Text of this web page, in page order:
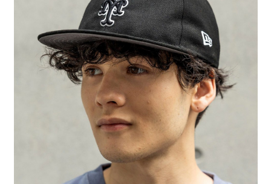
1.本服務係由「台灣大哥大股份有限公司」（以下簡稱本公司）所提供，讓
用戶於交易時，得透過本服務購買商品或服務，並由商店將買賣／分期付款
買賣價金債權讓與本公司後，依約使用本公司帳單繳交帳款。
2.基於同意付款使用「大哥付你分期」之契約關係目的，商店將以您的個人
資料（包含姓名、電話或地址）提供予台灣大哥大進項蒐集、處理及利用，
由本公司與您本人進行分期帳單所需資料之確認、核對及更正。
3.完整用戶服務條款，請詳閱以下連結：
https://oppay.tw/userRule
ATM／網路銀行／等多元方式進行付款，方視為交易完成。
※ 請注意：結帳手續完成當下不需立刻繳費，但若您需要取消訂單，請聯絡
購買商品的店家。未經商家同意取消之訂單仍視為有效，需透過AFTEE先享
後付繳納相關費用。
※ 交易是否成功請以「AFTEE先享後付 」之結帳頁面顯示為準，若有關於
是否繳費成功／繳費後需取消欲退款等相關疑問，請聯繫「AFTEE先享後付
客戶支援中心」https://netprotections.freshdesk.com/support/home
１．透過由恩沛科技股份有限公司提供之「AFTEE先享後付」服務完成之交
易，需依本服務之必要範圍內提供個人資料，並將交易相關給付款項請求債
權轉讓予恩沛科技股份有限公司。
２．關於個人資料處理事宜，請瀏覽以下網址：https://aftee.tw/terms/#terms3
３．未成年的使用者請事先徵得法定代理人或監護人之同意方可使用
「AFTEE先享後付」，若未經同意申辦者引起之損失，本公司不負相關責
每筆NT$80，滿NT$1,500(含以上)免運費
付款後 7-11取貨
每筆NT$80，滿NT$1,500(含以上)免運費
每筆NT$80，滿NT$1,500(含以上)免運費